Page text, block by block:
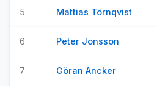
5 Mattias Törnqvist
6 Peter Jonsson
7 Göran Ancker